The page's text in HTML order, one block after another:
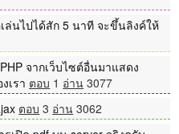
ล่นไปได้สัก 5 นาที จะขึ้นลิงค์ให้
จากเว็บไซต์อื่นมาแสดง
เรา ตอบ 1 อ่าน 3077
ตอบ 3 อ่าน 3062